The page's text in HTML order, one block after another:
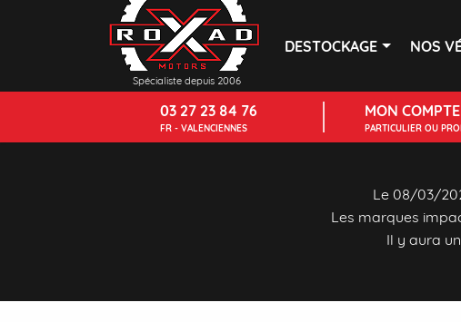
Spécialiste depuis 2006
DESTOCKAGE NOS
03 27 23 84 76
FR - VALENCIENNES
MON COMPTE
PARTICULIER OU
Le 08/03/
Les marques
Il y aura